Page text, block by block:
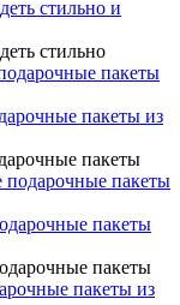
стильно и
стильно
пакеты из
пакеты
пакеты
пакеты